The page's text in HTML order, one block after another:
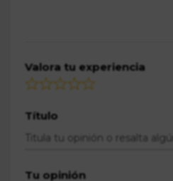
Valora tu experiencia
Título
Tu opinión